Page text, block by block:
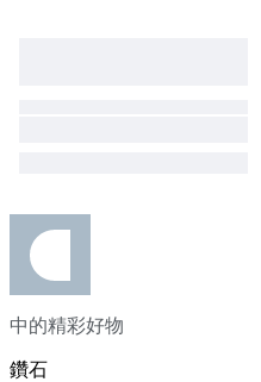
中的精彩好物
鑽石